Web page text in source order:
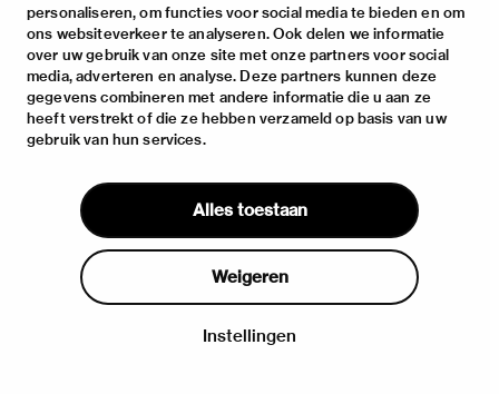
personaliseren, om functies voor social media te bieden en om
ons websiteverkeer te analyseren. Ook delen we informatie
over uw gebruik van onze site met onze partners voor social
media, adverteren en analyse. Deze partners kunnen deze
gegevens combineren met andere informatie die u aan ze
heeft verstrekt of die ze hebben verzameld op basis van uw
gebruik van hun services.
Alles toestaan
Weigeren
Instellingen